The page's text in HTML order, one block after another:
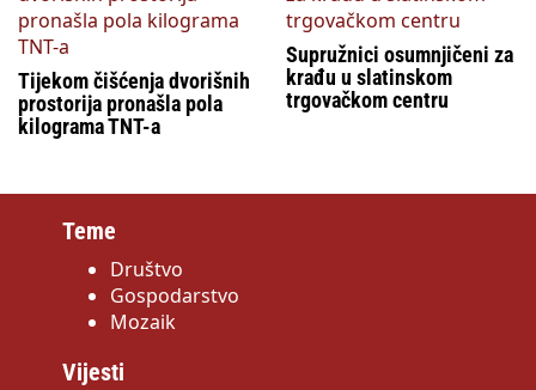
Tijekom čišćenja dvorišnih
prostorija pronašla pola
kilograma TNT-a
Supružnici osumnjičeni za
krađu u slatinskom
trgovačkom centru
Teme
Društvo
Gospodarstvo
Mozaik
Vijesti